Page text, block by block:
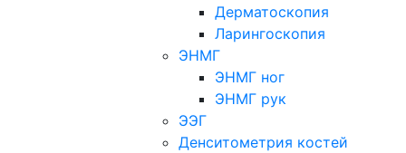
Дерматоскопия
Ларингоскопия
ЭНМГ
ЭНМГ ног
ЭНМГ рук
ЭЭГ
Денситометрия костей